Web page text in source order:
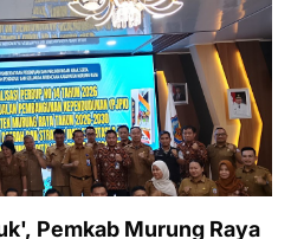
Pemkab Murung Raya